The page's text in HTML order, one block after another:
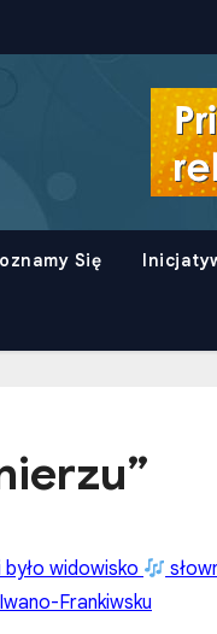
Się
widowisko
Frankiwsku